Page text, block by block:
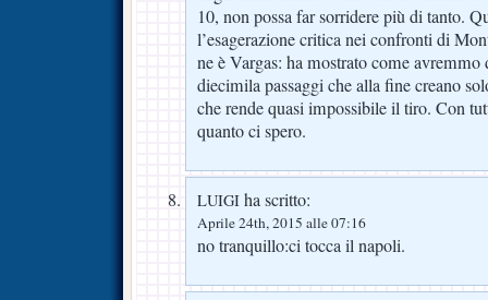
10, non possa far sorridere più di tanto.
l’esagerazione critica nei confronti di
ne è Vargas: ha mostrato come avremmo
diecimila passaggi che alla fine creano
che rende quasi impossibile il tiro. Con
quanto ci spero.
LUIGI ha scritto:
Aprile 24th, 2015 alle 07:16
no tranquillo:ci tocca il napoli.